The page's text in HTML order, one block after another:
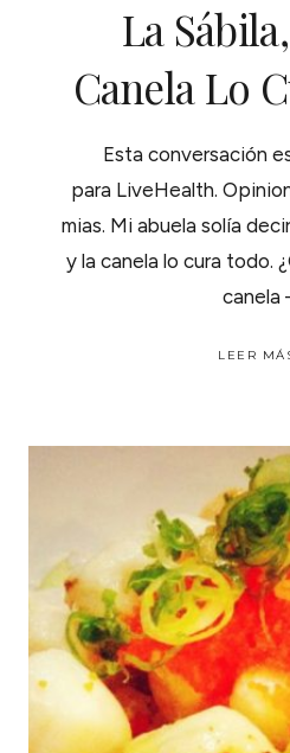
La
Canela Lo
Esta conversación
para LiveHealth.
mias. Mi abuela solía
y la canela lo cura todo.
canela
LEER